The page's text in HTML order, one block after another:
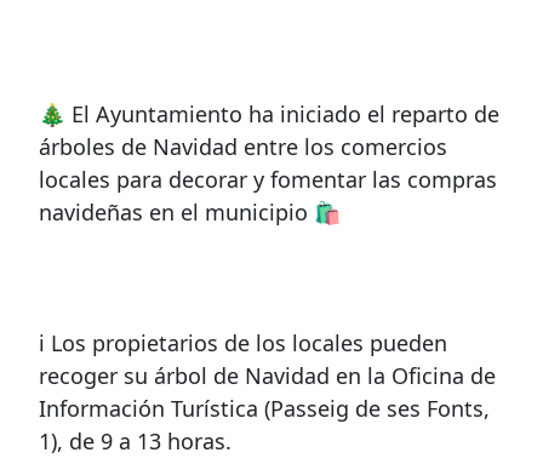
🎄 El Ayuntamiento ha iniciado el reparto de
árboles de Navidad entre los comercios
locales para decorar y fomentar las compras
navideñas en el municipio 🛍️
ℹ️ Los propietarios de los locales pueden
recoger su árbol de Navidad en la Oficina de
Información Turística (Passeig de ses Fonts,
1), de 9 a 13 horas.